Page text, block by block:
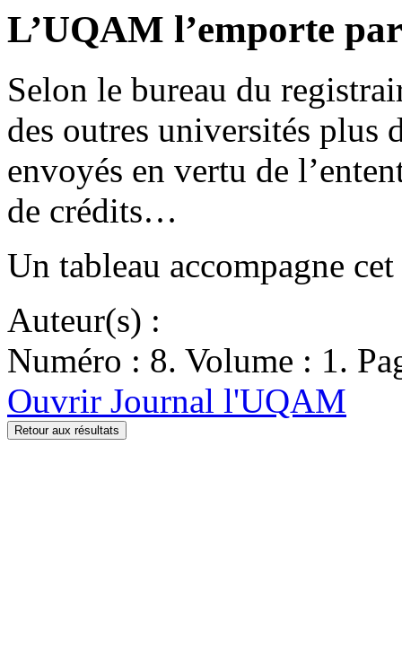
L’UQAM l’emporte
Selon le bureau du
des outres universités plus
envoyés en vertu de
de crédits…
Un tableau accompagne
Auteur(s) :
Numéro : 8. Volume : 1.
Ouvrir Journal l'UQAM
Retour aux résultats